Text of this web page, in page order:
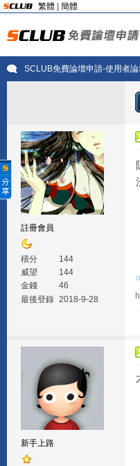
繁體 簡體
SCLUB免費論壇申請-使用者論
註冊會員
積分
144
威望
144
金錢
46
最後登錄 2018-9-28
新手上路